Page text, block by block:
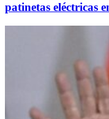
patinetas eléctricas